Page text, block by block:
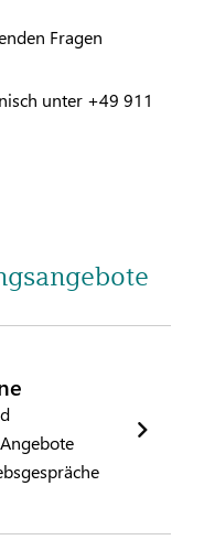
Fragen
unter +49 911